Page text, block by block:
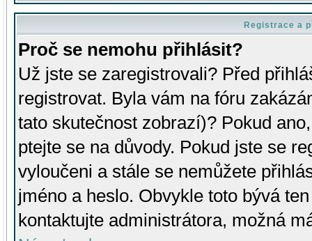
Registrace a
Proč se nemohu přihlásit?
Už jste se zaregistrovali? Před
registrovat. Byla vám na fóru
tato skutečnost zobrazí)? Pokud
ptejte se na důvody. Pokud jste se
vyloučeni a stále se nemůžete
jméno a heslo. Obvykle toto bývá
kontaktujte administrátora, možná